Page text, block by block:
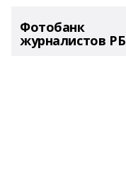
Фотобанк
журналистов РБ